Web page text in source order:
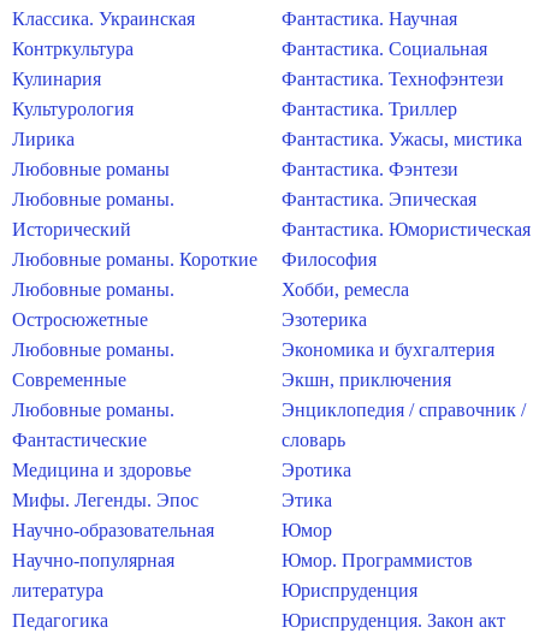
Классика. Украинская
Контркультура
Кулинария
Культурология
Лирика
Любовные романы
Любовные романы.
Исторический
Любовные романы. Короткие
Любовные романы.
Остросюжетные
Любовные романы.
Современные
Любовные романы.
Фантастические
Медицина и здоровье
Мифы. Легенды. Эпос
Научно-образовательная
Научно-популярная
литература
Педагогика
Фантастика. Научная
Фантастика. Социальная
Фантастика. Технофэнтези
Фантастика. Триллер
Фантастика. Ужасы, мистика
Фантастика. Фэнтези
Фантастика. Эпическая
Фантастика. Юмористическая
Философия
Хобби, ремесла
Эзотерика
Экономика и бухгалтерия
Экшн, приключения
Энциклопедия / справочник /
словарь
Эротика
Этика
Юмор
Юмор. Программистов
Юриспруденция
Юриспруденция. Закон акт